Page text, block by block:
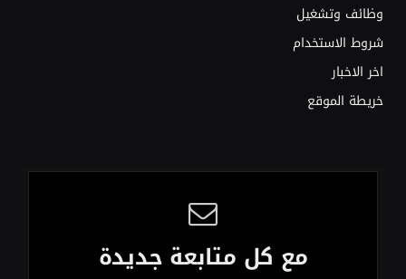
وظائف وتشغيل
شروط الاستخدام
اخر الاخبار
خريطة الموقع
مع كل متابعة جديدة